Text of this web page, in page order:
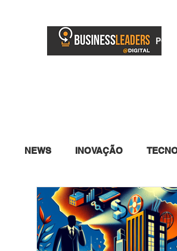
NEWS INOVAÇÃO